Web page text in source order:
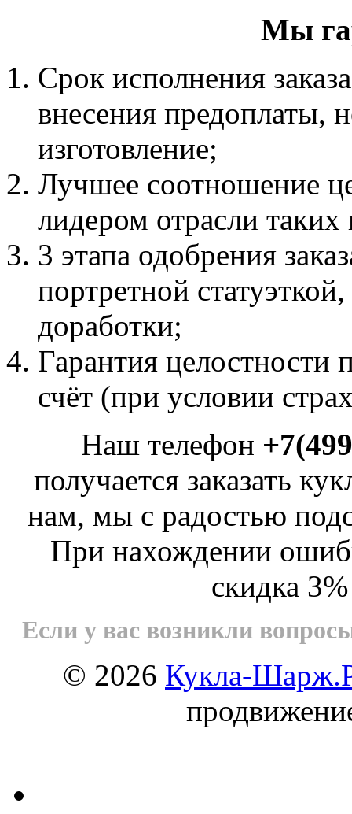
Мы
Срок исполнения
внесения предоплаты,
изготовление;
Лучшее соотношение
лидером отрасли таких
3 этапа одобрения
портретной
доработки;
Гарантия целостности
счёт (при условии
Наш телефон
получается заказать
нам, мы с радостью
При нахождении
скидка
Если у вас возникли
© 2026 Кукла-